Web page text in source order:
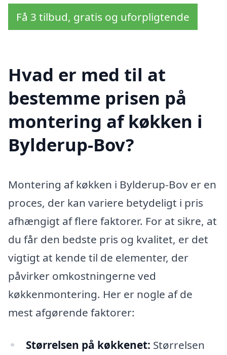
Få 3 tilbud, gratis og uforpligtende
Hvad er med til at
bestemme prisen på
montering af køkken i
Bylderup-Bov?
Montering af køkken i Bylderup-Bov er en
proces, der kan variere betydeligt i pris
afhængigt af flere faktorer. For at sikre, at
du får den bedste pris og kvalitet, er det
vigtigt at kende til de elementer, der
påvirker omkostningerne ved
køkkenmontering. Her er nogle af de
mest afgørende faktorer:
Størrelsen på køkkenet: Størrelsen